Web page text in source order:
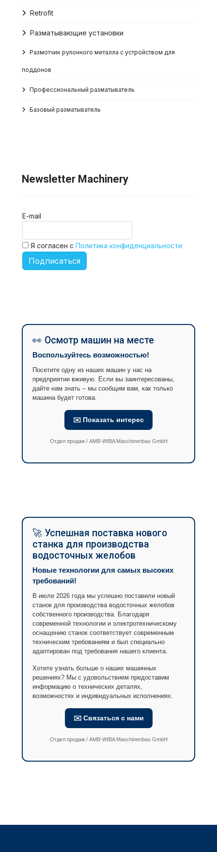
Retrofit
Разматывающие установки
Размотчик рулонного металла с устройством для
поддонов
Профессиональный разматыватель
Базовый разматыватель
Newsletter Machinery
E-mail
Я согласен с Политика конфиденциальности
Подписаться
👀 Осмотр машин на месте
Воспользуйтесь возможностью!
Посетите одну из наших машин у нас на
предприятии вживую. Если вы заинтересованы,
дайте нам знать – мы сообщим вам, как только
машина будет готова.
✉️ Показать интерес
Отдел продаж / AMB-WIBA Maschinenbau GmbH
🚀 Успешная поставка нового
станка для производства
водосточных желобов
Новые технологии для самых высоких
требований!
В июле 2026 года мы успешно поставили новый
станок для производства водосточных желобов
собственного производства. Благодаря
современной технологии и электротехническому
оснащению станок соответствует современным
техническим требованиям и был специально
адаптирован под требования нашего клиента.
Хотите узнать больше о наших машинных
решениях? Мы с удовольствием предоставим
информацию о технических деталях,
возможностях и индивидуальных исполнениях.
✉️ Связаться с нами
Отдел продаж / AMB-WIBA Maschinenbau GmbH